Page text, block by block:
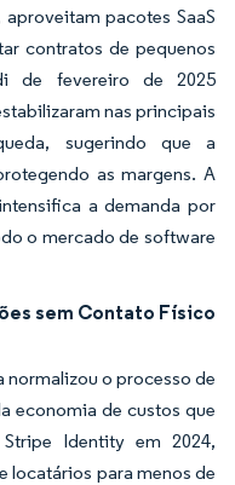
pacotes SaaS
contratos de pequenos
de fevereiro de 2025
nas principais
sugerindo que a
as margens. A
a demanda por
o mercado de software
sem Contato Físico
o processo de
economia de custos que
Identity em 2024,
locatários para menos de